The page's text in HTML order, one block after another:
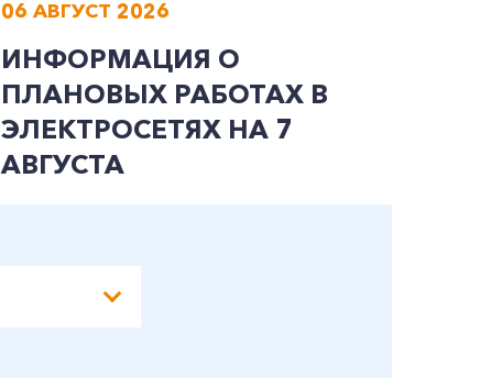
06 АВГУСТ 2026
ИНФОРМАЦИЯ О
ПЛАНОВЫХ РАБОТАХ В
ЭЛЕКТРОСЕТЯХ НА 7
АВГУСТА